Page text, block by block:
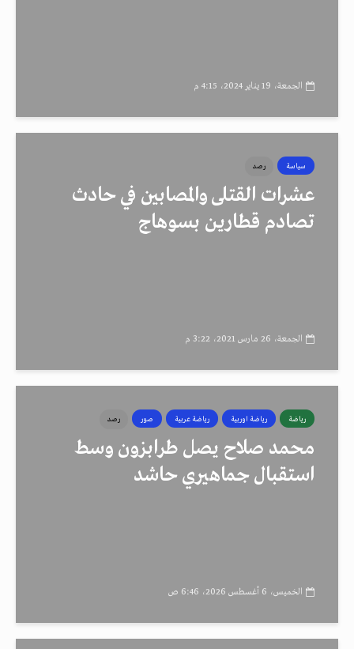
الجمعة، 19 يناير 2024، 4:15 م
سياسة رصد
عشرات القتلى والمصابين في حادث
تصادم قطارين بسوهاج
الجمعة، 26 مارس 2021، 3:22 م
رياضة رياضة اوربية رياضة عربية صور رصد
محمد صلاح يصل طرابزون وسط
استقبال جماهيري حاشد
الخميس، 6 أغسطس 2026، 6:46 ص